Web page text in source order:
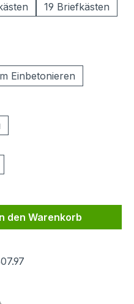
19 Briefkästen
Einbetonieren
den
den Warenkorb